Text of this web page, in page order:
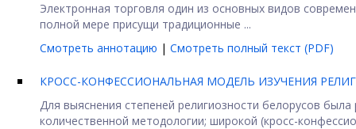
Электронная торговля один из основных видов
полной мере присущи традиционные ...
Смотреть аннотацию | Смотреть полный текст (PDF)
КРОСС-КОНФЕССИОНАЛЬНАЯ МОДЕЛЬ ИЗУЧЕНИЯ
Для выяснения степеней религиозности белорусов
количественной методологии; широкой (кросс-